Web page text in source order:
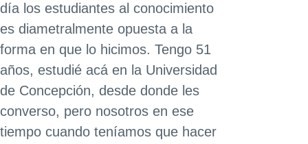
día los estudiantes al conocimiento
es diametralmente opuesta a la
forma en que lo hicimos. Tengo 51
años, estudié acá en la Universidad
de Concepción, desde donde les
converso, pero nosotros en ese
tiempo cuando teníamos que hacer